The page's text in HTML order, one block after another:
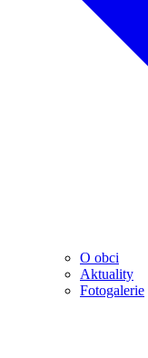
O obci
Aktuality
Fotogalerie